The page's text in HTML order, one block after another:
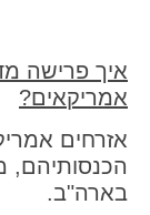
איך פרישה
אמריקאים?
אזרחים
הכנסותיהם,
בארה"ב.